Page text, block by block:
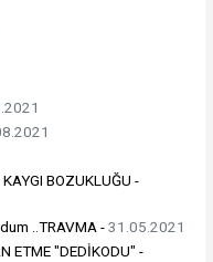
BOZUKLUĞU -
..TRAVMA -31.05.2021
ETME "DEDİKODU" -